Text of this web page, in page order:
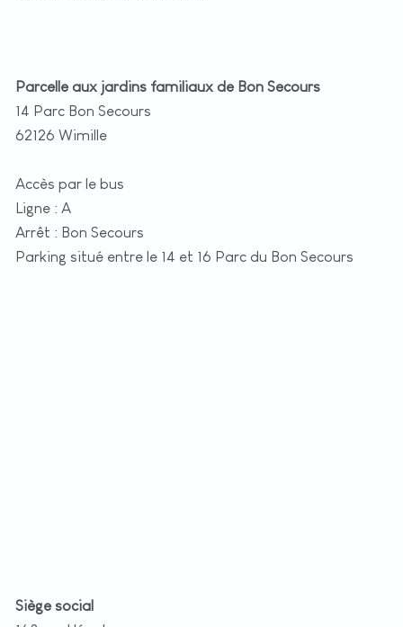
Parcelle aux jardins familiaux de Bon Secours
14 Parc Bon Secours
62126 Wimille
Accès par le bus
Ligne : A
Arrêt : Bon Secours
Parking situé entre le 14 et 16 Parc du Bon Secours
Siège social